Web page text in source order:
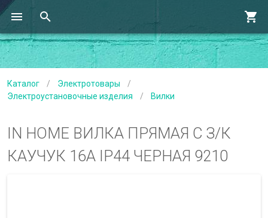
Каталог / Электротовары
/
Электроустановочные изделия
/ Вилки
IN HOME ВИЛКА ПРЯМАЯ С З/К
КАУЧУК 16А IP44 ЧЕРНАЯ 9210